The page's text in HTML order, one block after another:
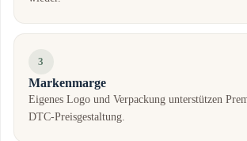
3
Markenmarge
Eigenes Logo und Verpackung unterstützen
DTC-Preisgestaltung.